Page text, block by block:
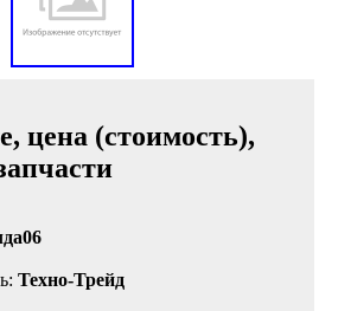
цена (стоимость),
Техно-Трейд